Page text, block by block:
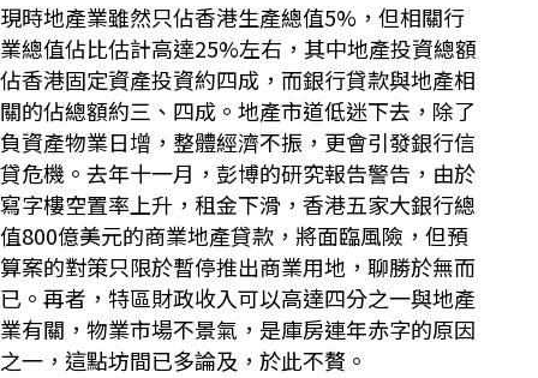
現時地產業雖然只佔香港生產總值5%，但相關行
業總值佔比估計高達25%左右，其中地產投資總額
佔香港固定資產投資約四成，而銀行貸款與地產相
關的佔總額約三、四成。地產市道低迷下去，除了
負資產物業日增，整體經濟不振，更會引發銀行信
貸危機。去年十一月，彭博的研究報告警告，由於
寫字樓空置率上升，租金下滑，香港五家大銀行總
值800億美元的商業地產貸款，將面臨風險，但預
算案的對策只限於暫停推出商業用地，聊勝於無而
已。再者，特區財政收入可以高達四分之一與地產
業有關，物業市場不景氣，是庫房連年赤字的原因
之一，這點坊間已多論及，於此不贅。